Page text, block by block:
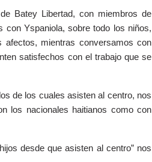
Batey Libertad, con miembros de
con Yspaniola, sobre todo los niños,
mientras conversamos con
satisfechos con el trabajo que se
de los cuales asisten al centro, nos
los nacionales haitianos como con
desde que asisten al centro” nos